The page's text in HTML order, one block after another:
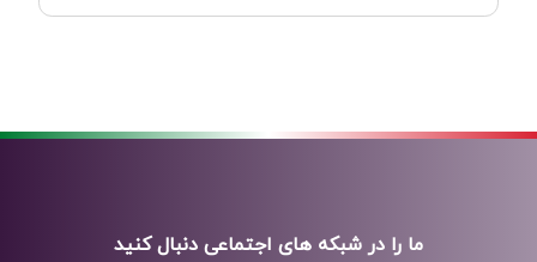
ما را در شبکه های اجتماعی دنبال کنید